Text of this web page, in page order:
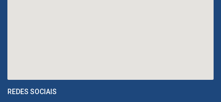
REDES SOCIAIS